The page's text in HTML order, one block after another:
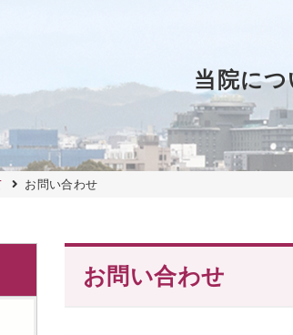
Non-
患者さんの権利・責
クリニックパンフレ
当院につ
お問い合わせ
お問い合わせ